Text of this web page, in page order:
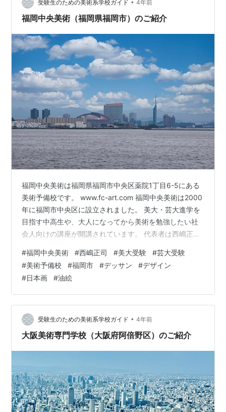
受験生のための美術系学校ガイド • 4年前
福岡中央美術（福岡県福岡市）のご紹介
福岡中央美術は福岡県福岡市中央区薬院1丁目6-5にある
美術予備校です。 www.fc-art.com 福岡中央美術は2000
年に福岡市中央区に設立されました。 美大・芸大進学を
目指す中高生や、大人になってから美術を勉強したい社
会人向けの講座が開講されています。 代表者は西嶋正司
武蔵野美術大学などの有名大学に加え、九州で人気の高
い佐賀大学や九州大学にも多くの合格者を輩出していま
す。 福岡中央美術のコースは専攻によって「デザイン・
工芸科」「油画科」「日本画科」に大きく分かれてお
り、それぞれに昼間部コース、夜間部コース、基礎3日コ
ース、土曜コースが…
#福岡中央美術 #西嶋正司 #美大受験 #芸大受験
#美術予備校 #福岡市 #デッサン #デザイン
#日本画 #油絵
受験生のための美術系学校ガイド • 4年前
大阪美術専門学校（大阪府阿倍野区）のご紹介